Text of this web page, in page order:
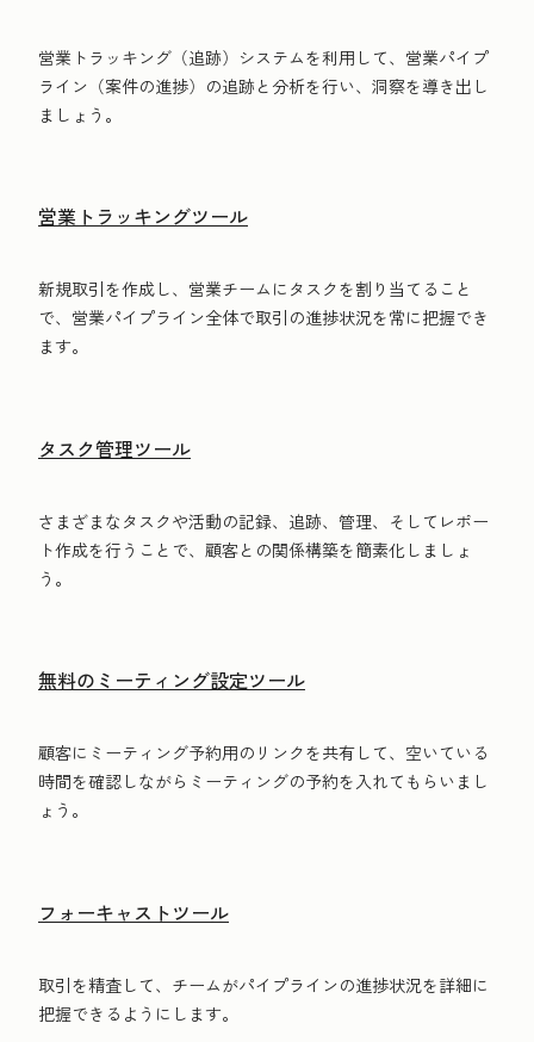
営業トラッキング（追跡）システムを利用して、営業パイプ
ライン（案件の進捗）の追跡と分析を行い、洞察を導き出し
ましょう。
営業トラッキングツール
新規取引を作成し、営業チームにタスクを割り当てること
で、営業パイプライン全体で取引の進捗状況を常に把握でき
ます。
タスク管理ツール
さまざまなタスクや活動の記録、追跡、管理、そしてレポー
ト作成を行うことで、顧客との関係構築を簡素化しましょ
う。
無料のミーティング設定ツール
顧客にミーティング予約用のリンクを共有して、空いている
時間を確認しながらミーティングの予約を入れてもらいまし
ょう。
フォーキャストツール
取引を精査して、チームがパイプラインの進捗状況を詳細に
把握できるようにします。